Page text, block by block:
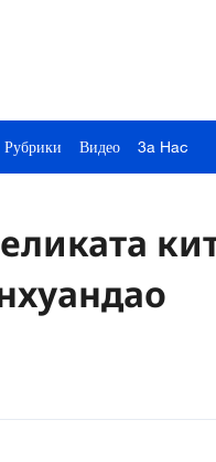
Рубрики Видео 3a Hac